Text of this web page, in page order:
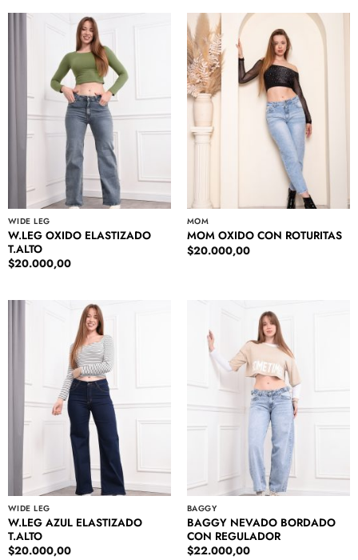
WIDE LEG
W.LEG OXIDO ELASTIZADO
T.ALTO
$20.000,00
MOM
MOM OXIDO CON ROTURITAS
$20.000,00
WIDE LEG
W.LEG AZUL ELASTIZADO
T.ALTO
$20.000,00
BAGGY
BAGGY NEVADO BORDADO
CON REGULADOR
$22.000,00